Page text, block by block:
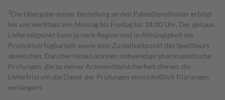
3Die Übergabe deiner Bestellung an den Paketdienstleister erfolgt
bei uns werktags von Montag bis Freitag bis 18:00 Uhr. Der genaue
Lieferzeitpunkt kann je nach Region und in Abhängigkeit der
Produktverfügbarkeit sowie vom Zustellzeitpunkt des Spediteurs
abweichen. Darüber hinaus können notwendige pharmazeutische
Prüfungen, die zu deiner Arzneimittelsicherheit dienen, die
Lieferfrist um die Dauer der Prüfungen einschließlich Klärungen
verlängern.